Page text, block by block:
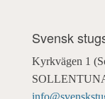
Svensk
Kyrkvägen 1